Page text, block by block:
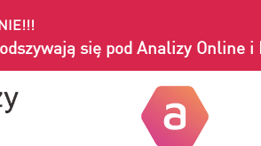
się pod Analizy Online i